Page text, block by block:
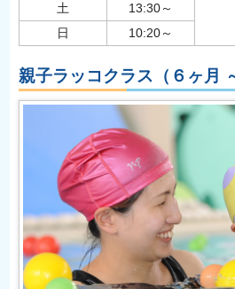
土
13:30～
日
10:20～
親子ラッコクラス（６ヶ月